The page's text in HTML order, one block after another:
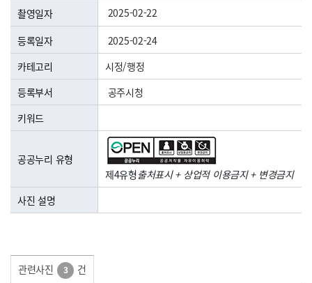
촬영일자
2025-02-22
등록일자
2025-02-24
카테고리
시정/행정
등록부서
공주시청
키워드
공공누리 유형
제4유형출처표시 + 상업적 이용금지 + 변경금지
사진 설명
관련사진 3 건